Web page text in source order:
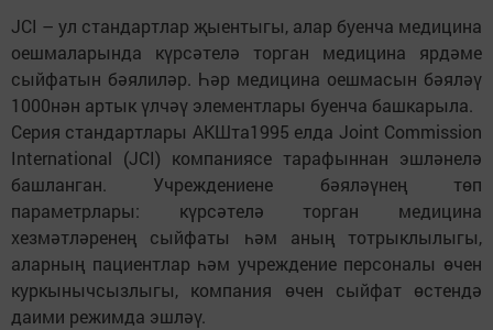
JCI – ул стандартлар җыентыгы, алар буенча медицина
оешмаларында күрсәтелә торган медицина ярдәме
сыйфатын бәялиләр. Һәр медицина оешмасын бәяләү
1000нән артык үлчәү элементлары буенча башкарыла.
Серия стандартлары АКШта1995 елда Joint Commission
International (JCI) компаниясе тарафыннан эшләнелә
башланган. Учреждениене бәяләүнең төп
параметрлары: күрсәтелә торган медицина
хезмәтләренең сыйфаты һәм аның тотрыклылыгы,
аларның пациентлар һәм учреждение персоналы өчен
куркынычсызлыгы, компания өчен сыйфат өстендә
даими режимда эшләү.